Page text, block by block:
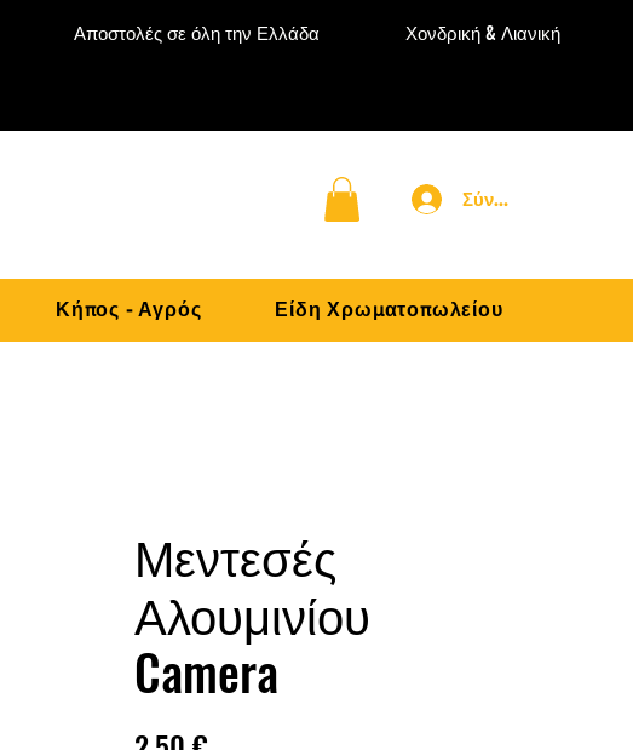
Αποστολές σε όλη την Ελλάδα Χονδρική & Λιανική
Σύνδεση
Κήπος - Αγρός Είδη Χρωματοπωλείου
Μεντεσές
Αλουμινίου
Camera